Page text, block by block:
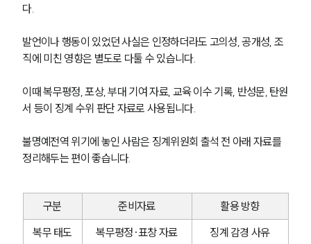
다.
발언이나 행동이 있었던 사실은 인정하더라도 고의성, 공개성, 조
직에 미친 영향은 별도로 다툴 수 있습니다.
이때 복무평정, 포상, 부대 기여 자료, 교육 이수 기록, 반성문, 탄원
서 등이 징계 수위 판단 자료로 사용됩니다.
불명예전역 위기에 놓인 사람은 징계위원회 출석 전 아래 자료를
정리해두는 편이 좋습니다.
구분 준비자료
활용 방향
복무 태도
복무평정·표창 자료
징계 감경 사유